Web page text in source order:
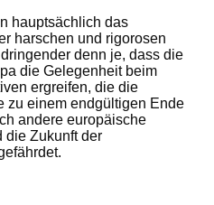
hauptsächlich das
harschen und rigorosen
denn je, dass die
die Gelegenheit beim
ergreifen, die die
zu einem endgültigen Ende
andere europäische
die Zukunft der